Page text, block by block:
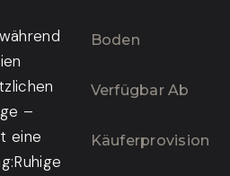
–
eine
Boden
Verfügbar Ab
Käufer­provision